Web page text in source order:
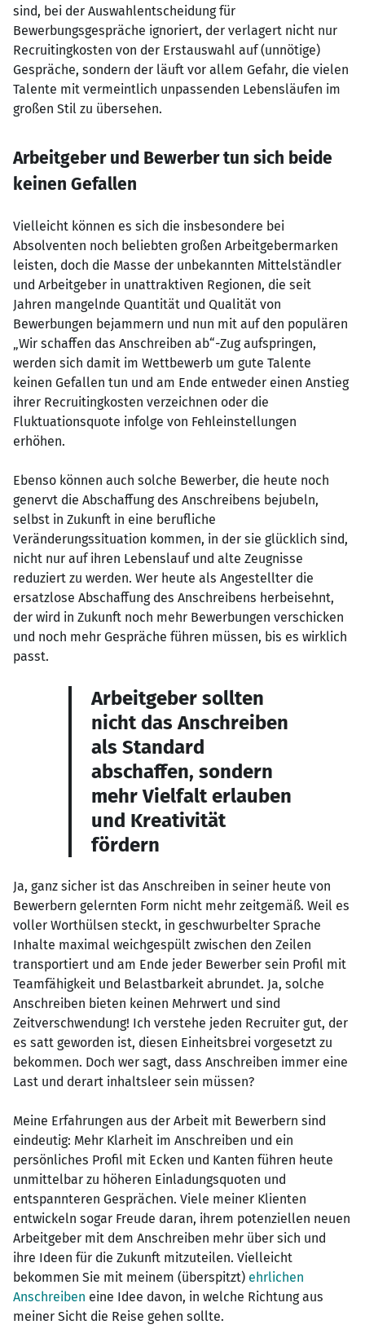
sind, bei der Auswahlentscheidung für
Bewerbungsgespräche ignoriert, der verlagert nicht nur
Recruitingkosten von der Erstauswahl auf (unnötige)
Gespräche, sondern der läuft vor allem Gefahr, die vielen
Talente mit vermeintlich unpassenden Lebensläufen im
großen Stil zu übersehen.
Arbeitgeber und Bewerber tun sich beide
keinen Gefallen
Vielleicht können es sich die insbesondere bei
Absolventen noch beliebten großen Arbeitgebermarken
leisten, doch die Masse der unbekannten Mittelständler
und Arbeitgeber in unattraktiven Regionen, die seit
Jahren mangelnde Quantität und Qualität von
Bewerbungen bejammern und nun mit auf den populären
„Wir schaffen das Anschreiben ab“-Zug aufspringen,
werden sich damit im Wettbewerb um gute Talente
keinen Gefallen tun und am Ende entweder einen Anstieg
ihrer Recruitingkosten verzeichnen oder die
Fluktuationsquote infolge von Fehleinstellungen
erhöhen.
Ebenso können auch solche Bewerber, die heute noch
genervt die Abschaffung des Anschreibens bejubeln,
selbst in Zukunft in eine berufliche
Veränderungssituation kommen, in der sie glücklich sind,
nicht nur auf ihren Lebenslauf und alte Zeugnisse
reduziert zu werden. Wer heute als Angestellter die
ersatzlose Abschaffung des Anschreibens herbeisehnt,
der wird in Zukunft noch mehr Bewerbungen verschicken
und noch mehr Gespräche führen müssen, bis es wirklich
passt.
Arbeitgeber sollten
nicht das Anschreiben
als Standard
abschaffen, sondern
mehr Vielfalt erlauben
und Kreativität
fördern
Ja, ganz sicher ist das Anschreiben in seiner heute von
Bewerbern gelernten Form nicht mehr zeitgemäß. Weil es
voller Worthülsen steckt, in geschwurbelter Sprache
Inhalte maximal weichgespült zwischen den Zeilen
transportiert und am Ende jeder Bewerber sein Profil mit
Teamfähigkeit und Belastbarkeit abrundet. Ja, solche
Anschreiben bieten keinen Mehrwert und sind
Zeitverschwendung! Ich verstehe jeden Recruiter gut, der
es satt geworden ist, diesen Einheitsbrei vorgesetzt zu
bekommen. Doch wer sagt, dass Anschreiben immer eine
Last und derart inhaltsleer sein müssen?
Meine Erfahrungen aus der Arbeit mit Bewerbern sind
eindeutig: Mehr Klarheit im Anschreiben und ein
persönliches Profil mit Ecken und Kanten führen heute
unmittelbar zu höheren Einladungsquoten und
entspannteren Gesprächen. Viele meiner Klienten
entwickeln sogar Freude daran, ihrem potenziellen neuen
Arbeitgeber mit dem Anschreiben mehr über sich und
ihre Ideen für die Zukunft mitzuteilen. Vielleicht
bekommen Sie mit meinem (überspitzt) ehrlichen
Anschreiben eine Idee davon, in welche Richtung aus
meiner Sicht die Reise gehen sollte.